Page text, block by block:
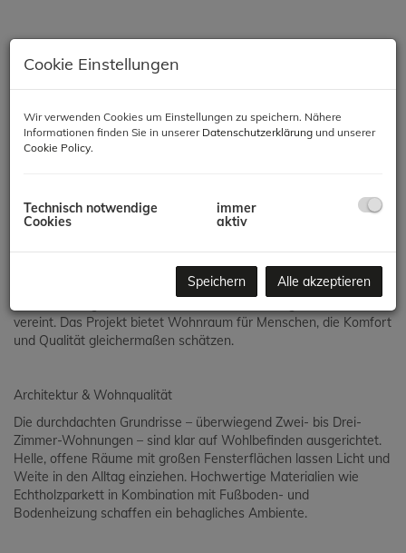
Beschreibung
Nachhaltigkeit
In einer der gefragtesten Lagen des 12. Bezirks entsteht ein
hochwertiges Neubauprojekt mit 66 Wohnungen, das modernes
vereint. Das Projekt bietet Wohnraum für Menschen, die Komfort
und Qualität gleichermaßen schätzen.
Architektur & Wohnqualität
Die durchdachten Grundrisse – überwiegend Zwei- bis Drei-
Zimmer-Wohnungen – sind klar auf Wohlbefinden ausgerichtet.
Helle, offene Räume mit großen Fensterflächen lassen Licht und
Weite in den Alltag einziehen. Hochwertige Materialien wie
Echtholzparkett in Kombination mit Fußboden- und
Bodenheizung schaffen ein behagliches Ambiente.
Cookie Einstellungen
Wir verwenden Cookies um Einstellungen zu speichern. Nähere
Informationen finden Sie in unserer Datenschutzerklärung und unserer
Cookie Policy.
Technisch notwendige
Cookies
immer
aktiv
Speichern Alle akzeptieren